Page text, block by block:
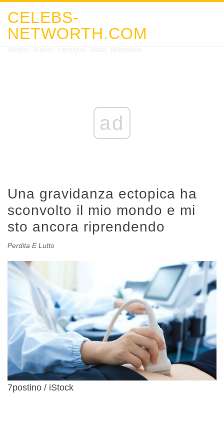
CELEBS-
NETWORTH.COM
ad
Una gravidanza ectopica ha
sconvolto il mio mondo e mi
sto ancora riprendendo
Perdita E Lutto
7postino / iStock